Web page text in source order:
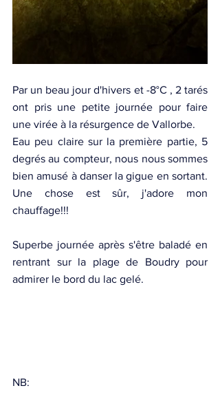
Par un beau jour d'hivers et -8°C , 2 tarés
ont pris une petite journée pour faire
une virée à la résurgence de Vallorbe.
Eau peu claire sur la première partie, 5
degrés au compteur, nous nous sommes
bien amusé à danser la gigue en sortant.
Une chose est sûr, j'adore mon
chauffage!!!
Superbe journée après s'être baladé en
rentrant sur la plage de Boudry pour
admirer le bord du lac gelé.
NB: